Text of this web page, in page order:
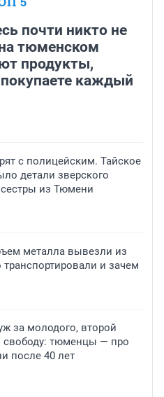
почти никто не
тюменском
продукты,
каждый
с полицейским. Тайское
детали зверского
сестры из Тюмени
металла вывезли из
и зачем
за молодого, второй
свободу: тюменцы — про
после 40 лет